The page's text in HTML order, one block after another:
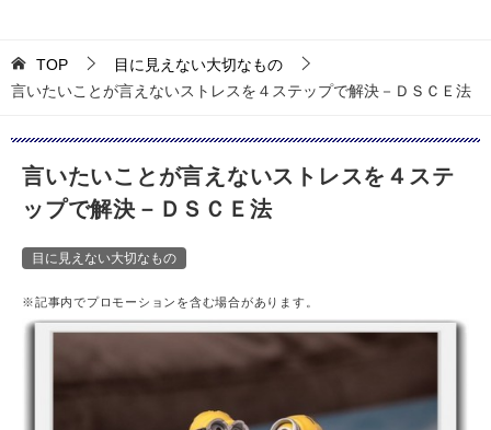
TOP
目に見えない大切なもの
言いたいことが言えないストレスを４ステップで解決－ＤＳＣＥ法
言いたいことが言えないストレスを４ステ
ップで解決－ＤＳＣＥ法
目に見えない大切なもの
※記事内でプロモーションを含む場合があります。